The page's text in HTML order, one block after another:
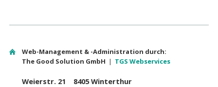
Web-Management & -Administration durch:
The Good Solution GmbH | TGS Webservices
Weierstr. 21 8405 Winterthur